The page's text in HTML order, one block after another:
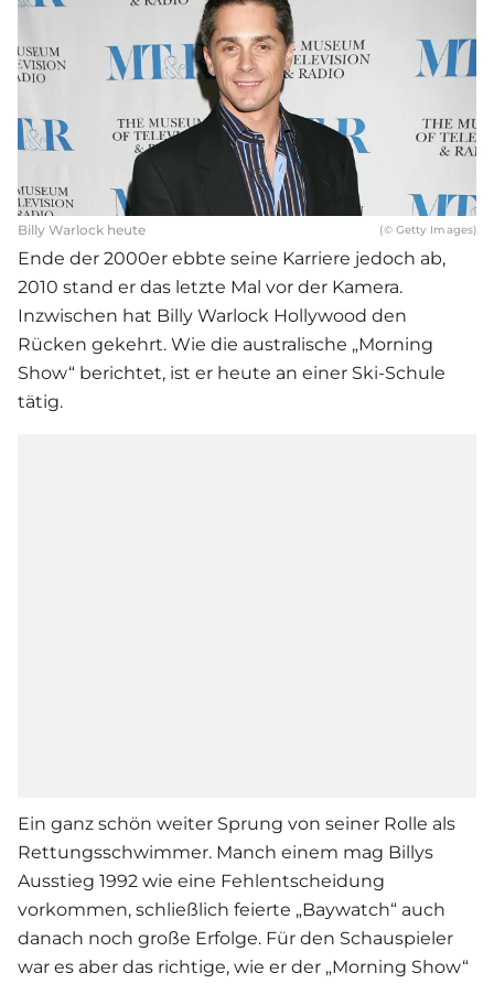
Billy Warlock heute (© Getty Images)
Ende der 2000er ebbte seine Karriere jedoch ab,
2010 stand er das letzte Mal vor der Kamera.
Inzwischen hat Billy Warlock Hollywood den
Rücken gekehrt. Wie die australische „Morning
Show“ berichtet, ist er heute an einer Ski-Schule
tätig.
Ein ganz schön weiter Sprung von seiner Rolle als
Rettungsschwimmer. Manch einem mag Billys
Ausstieg 1992 wie eine Fehlentscheidung
vorkommen, schließlich feierte „Baywatch“ auch
danach noch große Erfolge. Für den Schauspieler
war es aber das richtige, wie er der „Morning Show“